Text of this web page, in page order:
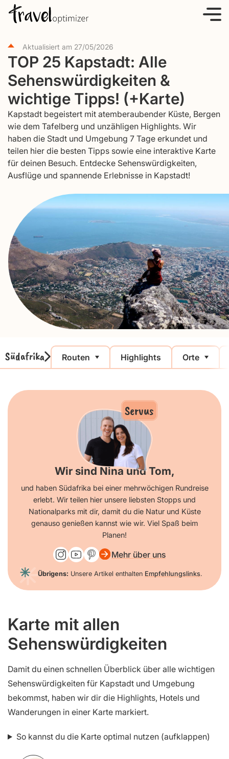
Aktualisiert am 27/05/2026
TOP 25 Kapstadt: Alle
Sehenswürdigkeiten &
wichtige Tipps! (+Karte)
Kapstadt begeistert mit atemberaubender Küste, Bergen
wie dem Tafelberg und unzähligen Highlights. Wir
haben die Stadt und Umgebung 7 Tage erkundet und
teilen hier die besten Tipps sowie eine interaktive Karte
für deinen Besuch. Entdecke Sehenswürdigkeiten,
Ausflüge und spannende Erlebnisse in Kapstadt!
Südafrika Routen Highlights Orte
Servus
Wir sind Nina und Tom,
und haben Südafrika bei einer mehrwöchigen Rundreise
erlebt. Wir teilen hier unsere liebsten Stopps und
Nationalparks mit dir, damit du die Natur und Küste
genauso genießen kannst wie wir. Viel Spaß beim
Planen!
Mehr über uns
Übrigens: Unsere Artikel enthalten Empfehlungslinks.
Karte mit allen
Sehenswürdigkeiten
Damit du einen schnellen Überblick über alle wichtigen
Sehenswürdigkeiten für Kapstadt und Umgebung
bekommst, haben wir dir die Highlights, Hotels und
Wanderungen in einer Karte markiert.
So kannst du die Karte optimal nutzen (aufklappen)